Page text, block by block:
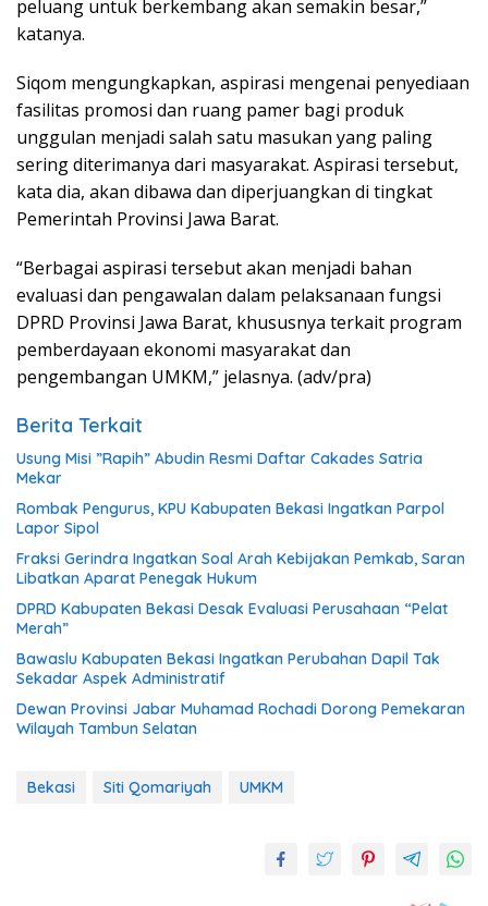
peluang untuk berkembang akan semakin besar,”
katanya.
Siqom mengungkapkan, aspirasi mengenai penyediaan
fasilitas promosi dan ruang pamer bagi produk
unggulan menjadi salah satu masukan yang paling
sering diterimanya dari masyarakat. Aspirasi tersebut,
kata dia, akan dibawa dan diperjuangkan di tingkat
Pemerintah Provinsi Jawa Barat.
“Berbagai aspirasi tersebut akan menjadi bahan
evaluasi dan pengawalan dalam pelaksanaan fungsi
DPRD Provinsi Jawa Barat, khususnya terkait program
pemberdayaan ekonomi masyarakat dan
pengembangan UMKM,” jelasnya. (adv/pra)
Berita Terkait
Usung Misi ”Rapih” Abudin Resmi Daftar Cakades Satria
Mekar
Rombak Pengurus, KPU Kabupaten Bekasi Ingatkan Parpol
Lapor Sipol
Fraksi Gerindra Ingatkan Soal Arah Kebijakan Pemkab, Saran
Libatkan Aparat Penegak Hukum
DPRD Kabupaten Bekasi Desak Evaluasi Perusahaan “Pelat
Merah”
Bawaslu Kabupaten Bekasi Ingatkan Perubahan Dapil Tak
Sekadar Aspek Administratif
Dewan Provinsi Jabar Muhamad Rochadi Dorong Pemekaran
Wilayah Tambun Selatan
Bekasi Siti Qomariyah UMKM